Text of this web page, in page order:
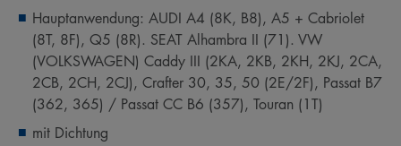
Hauptanwendung: AUDI A4 (8K, B8), A5 + Cabriolet
(8T, 8F), Q5 (8R). SEAT Alhambra II (71). VW
(VOLKSWAGEN) Caddy III (2KA, 2KB, 2KH, 2KJ, 2CA,
2CB, 2CH, 2CJ), Crafter 30, 35, 50 (2E/2F), Passat B7
(362, 365) / Passat CC B6 (357), Touran (1T)
mit Dichtung